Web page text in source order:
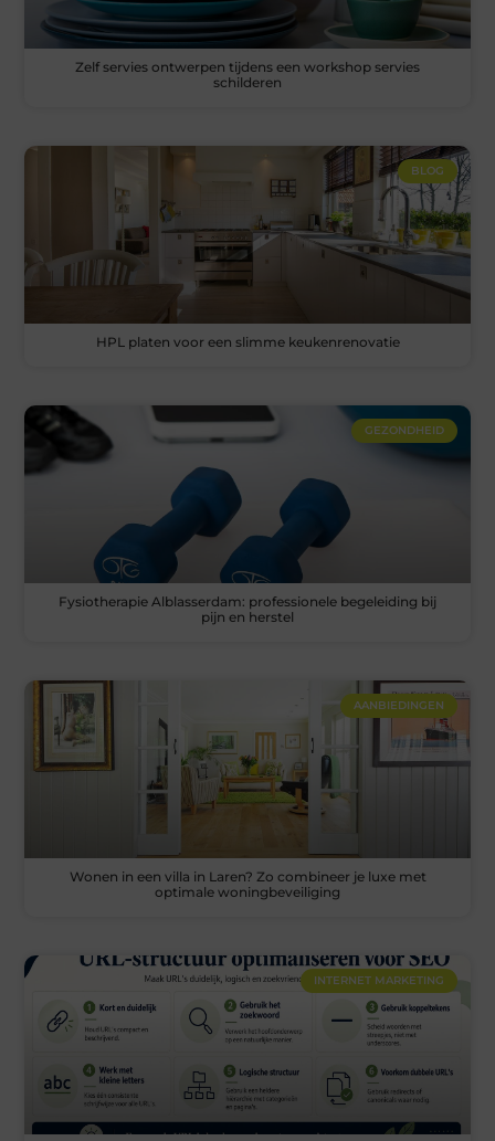
Zelf servies ontwerpen tijdens een workshop servies
schilderen
BLOG
HPL platen voor een slimme keukenrenovatie
GEZONDHEID
Fysiotherapie Alblasserdam: professionele begeleiding bij
pijn en herstel
AANBIEDINGEN
Wonen in een villa in Laren? Zo combineer je luxe met
optimale woningbeveiliging
INTERNET MARKETING